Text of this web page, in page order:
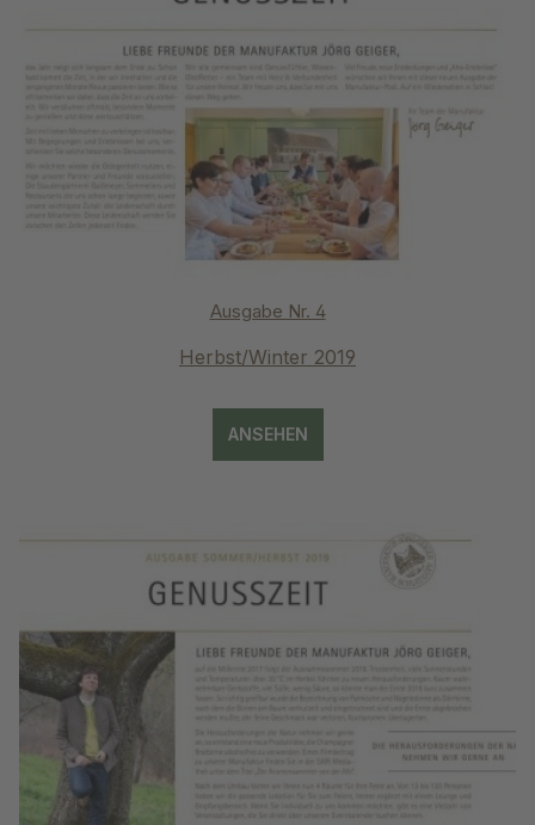
Ausgabe Nr. 4
Herbst/Winter 2019
ANSEHEN